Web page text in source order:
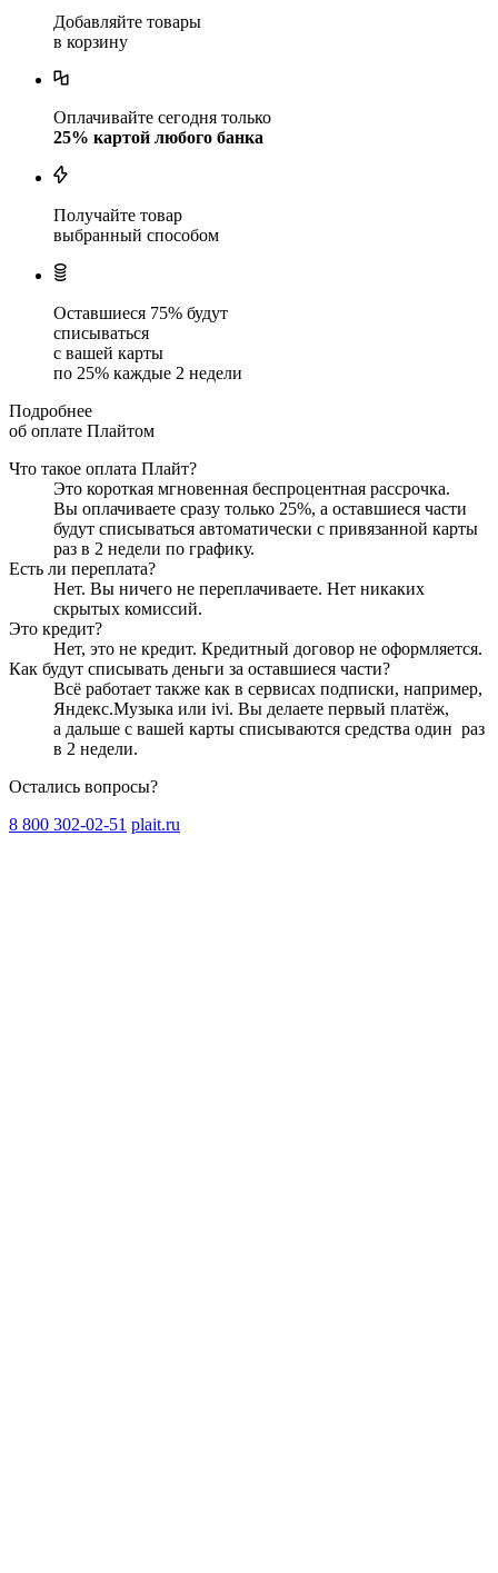
Добавляйте товары
в корзину
Оплачивайте сегодня только
25% картой любого банка
Получайте товар
выбранный способом
Оставшиеся 75% будут
списываться
с вашей карты
по 25% каждые 2 недели
Подробнее
об оплате Плайтом
Что такое оплата Плайт?
Это короткая мгновенная беспроцентная рассрочка.
Вы оплачиваете сразу только 25%, а оставшиеся части
будут списываться автоматически с привязанной карты
раз в 2 недели по графику.
Есть ли переплата?
Нет. Вы ничего не переплачиваете. Нет никаких
скрытых комиссий.
Это кредит?
Нет, это не кредит. Кредитный договор не оформляется.
Как будут списывать деньги за оставшиеся части?
Всё работает также как в сервисах подписки, например,
Яндекс.Музыка или ivi. Вы делаете первый платёж,
а дальше с вашей карты списываются средства один раз
в 2 недели.
Остались вопросы?
8 800 302-02-51 plait.ru